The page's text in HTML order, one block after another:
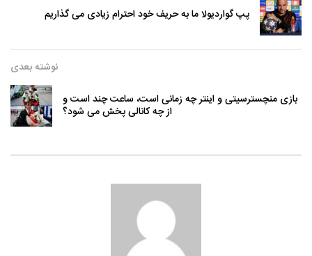
پپ گواردیولا ما به حریف خود احترام زیادی می گذاریم
نوشته بعدی
بازی منچسترسیتی و اینتر چه زمانی است، ساعت چند است و
از چه کانالی پخش می شود؟